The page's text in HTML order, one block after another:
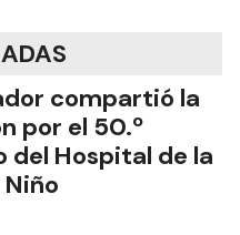
compartió la
por el 50.º
del Hospital de la